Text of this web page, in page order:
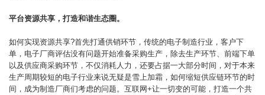
平台资源共享，打造和谐生态圈。
如何实现资源共享?首先打通供销环节，传统的电子制造行业，客户下
单，电子厂商评估没有问题开始准备采购生产，除去生产环节、前端下单
以及供应商采购环节，不仅消耗人力，还要占据一大部分时间，对于本来
生产周期较短的电子行业来说无疑是雪上加霜，如何缩短供应链环节的时
间，成为制造厂商们考虑的问题。互联网+让一切变的可能，打造一个共